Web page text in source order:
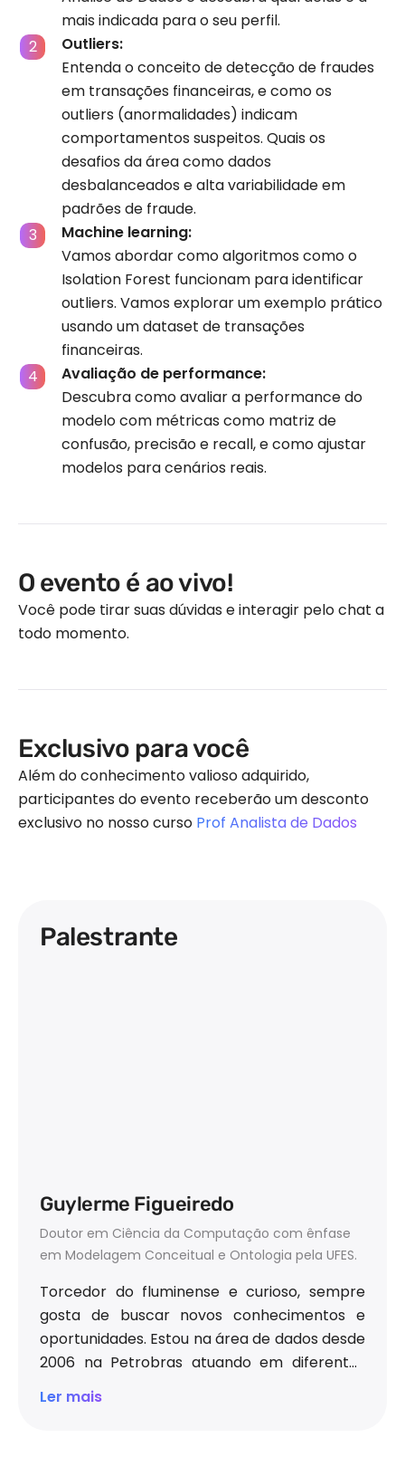
mais indicada para o seu perfil.
Outliers:
Entenda o conceito de detecção de fraudes
em transações financeiras, e como os
outliers (anormalidades) indicam
comportamentos suspeitos. Quais os
desafios da área como dados
desbalanceados e alta variabilidade em
padrões de fraude.
Machine learning:
Vamos abordar como algoritmos como o
Isolation Forest funcionam para identificar
outliers. Vamos explorar um exemplo prático
usando um dataset de transações
financeiras.
Avaliação de performance:
Descubra como avaliar a performance do
modelo com métricas como matriz de
confusão, precisão e recall, e como ajustar
modelos para cenários reais.
O evento é ao vivo!
Você pode tirar suas dúvidas e interagir pelo chat a
todo momento.
Exclusivo para você
Além do conhecimento valioso adquirido,
participantes do evento receberão um desconto
exclusivo no nosso curso Prof Analista de Dados
Palestrante
Guylerme Figueiredo
Doutor em Ciência da Computação com ênfase
em Modelagem Conceitual e Ontologia pela UFES.
Torcedor do fluminense e curioso, sempre
gosta de buscar novos conhecimentos e
oportunidades. Estou na área de dados desde
2006 na Petrobras atuando em diferentes
projetos como inteligência corporativa,
Ler mais